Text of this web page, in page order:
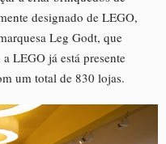
designado de LEGO,
Leg Godt, que
LEGO já está presente
um total de 830 lojas.